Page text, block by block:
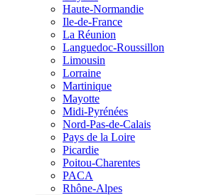
Haute-Normandie
Ile-de-France
La Réunion
Languedoc-Roussillon
Limousin
Lorraine
Martinique
Mayotte
Midi-Pyrénées
Nord-Pas-de-Calais
Pays de la Loire
Picardie
Poitou-Charentes
PACA
Rhône-Alpes